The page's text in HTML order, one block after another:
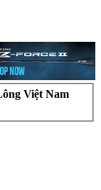
Việt Nam